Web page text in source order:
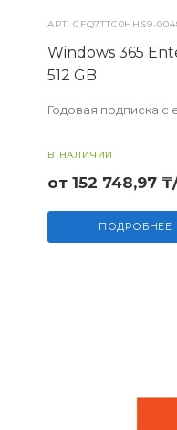
АРТ.CFQ7TTC0HHS9-
Windows 365
512 GB
Годовая подписка
В НАЛИЧИИ
от 152 748,97
ПОДРОБНЕЕ